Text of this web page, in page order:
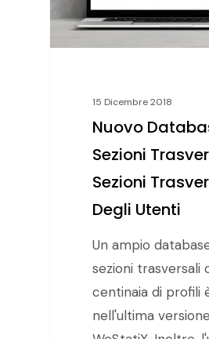
15 Dicembre 2018
Nuovo
Sezioni
Sezioni
Degli Utenti
Un ampio
sezioni trasversali
centinaia di profili
nell'ultima